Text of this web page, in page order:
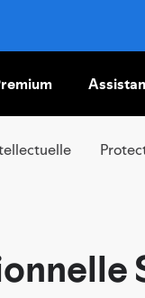
PASSER
AU